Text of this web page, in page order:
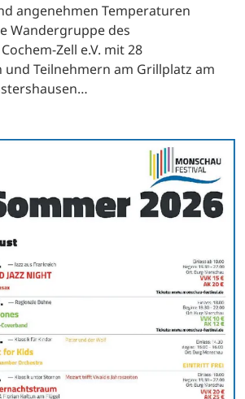
angenehmen Temperaturen
Wandergruppe des
Zell e.V. mit 28
und Teilnehmern am Grillplatz am